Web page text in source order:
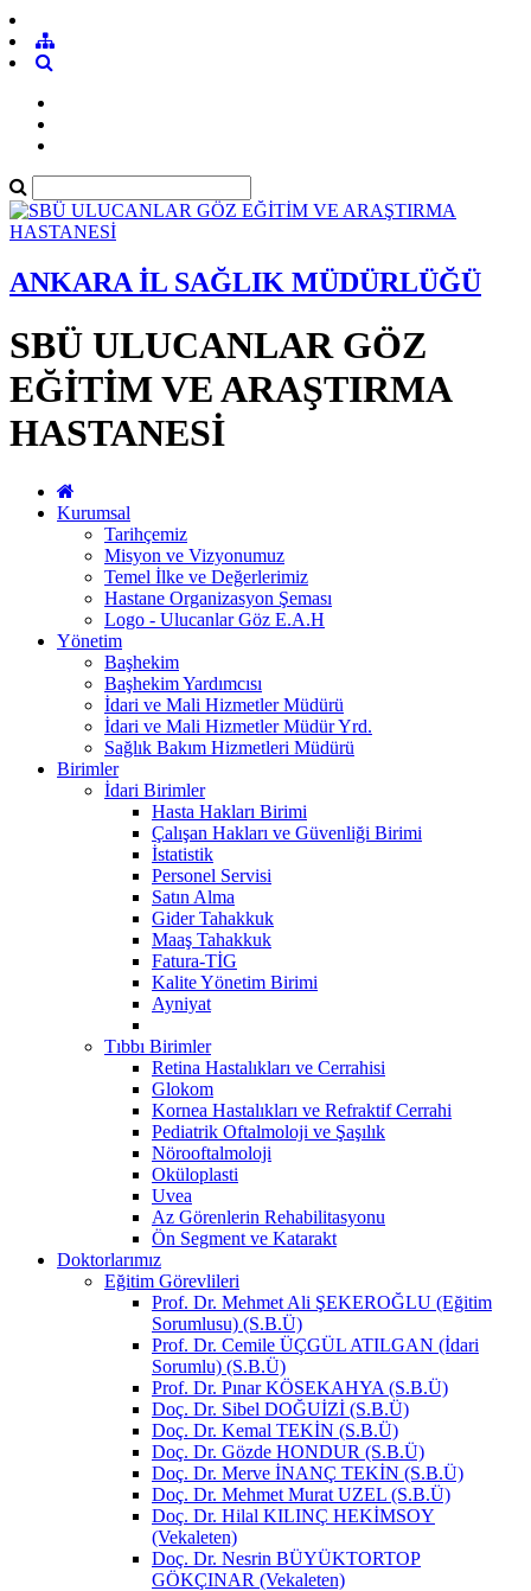
ANKARA İL SAĞLIK MÜDÜRLÜĞÜ
SBÜ ULUCANLAR GÖZ
EĞİTİM VE ARAŞTIRMA
HASTANESİ
Kurumsal
Tarihçemiz
Misyon ve Vizyonumuz
Temel İlke ve Değerlerimiz
Hastane Organizasyon Şeması
Logo - Ulucanlar Göz E.A.H
Yönetim
Başhekim
Başhekim Yardımcısı
İdari ve Mali Hizmetler Müdürü
İdari ve Mali Hizmetler Müdür Yrd.
Sağlık Bakım Hizmetleri Müdürü
Birimler
İdari Birimler
Hasta Hakları Birimi
Çalışan Hakları ve Güvenliği Birimi
İstatistik
Personel Servisi
Satın Alma
Gider Tahakkuk
Maaş Tahakkuk
Fatura-TİG
Kalite Yönetim Birimi
Ayniyat
Tıbbı Birimler
Retina Hastalıkları ve Cerrahisi
Glokom
Kornea Hastalıkları ve Refraktif Cerrahi
Pediatrik Oftalmoloji ve Şaşılık
Nörooftalmoloji
Oküloplasti
Uvea
Az Görenlerin Rehabilitasyonu
Ön Segment ve Katarakt
Doktorlarımız
Eğitim Görevlileri
Prof. Dr. Mehmet Ali ŞEKEROĞLU (Eğitim
Sorumlusu) (S.B.Ü)
Prof. Dr. Cemile ÜÇGÜL ATILGAN (İdari
Sorumlu) (S.B.Ü)
Prof. Dr. Pınar KÖSEKAHYA (S.B.Ü)
Doç. Dr. Sibel DOĞUİZİ (S.B.Ü)
Doç. Dr. Kemal TEKİN (S.B.Ü)
Doç. Dr. Gözde HONDUR (S.B.Ü)
Doç. Dr. Merve İNANÇ TEKİN (S.B.Ü)
Doç. Dr. Mehmet Murat UZEL (S.B.Ü)
Doç. Dr. Hilal KILINÇ HEKİMSOY
(Vekaleten)
Doç. Dr. Nesrin BÜYÜKTORTOP
GÖKÇINAR (Vekaleten)